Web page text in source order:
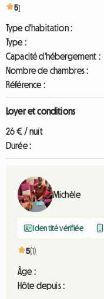
51
Type d'habitation :
Type :
Capacité d'hébergement :
Nombre de chambres :
Référence :
Loyer et conditions
26 € / nuit
Durée :
Michèle
Identité vérifiée
5(1)
Âge :
Hôte depuis :